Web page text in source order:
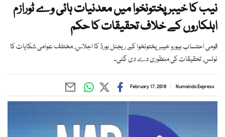
نیب کا خیبر پختونخوا میں معدنیات ہائی وے ٹورازم
اہلکاروں کے خلاف تحقیقات کا حکم
قومی احتساب بیورو خیبر پختونخوا کے ریجنل بورڈ کا اجلاس، مختلف عوامی شکایات کا
نوٹس، تحقیقات کی منظوری دے دی گئی۔
Numainda Express
February 17, 2018